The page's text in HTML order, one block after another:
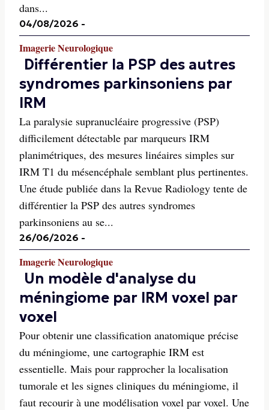
dans...
04/08/2026 -
Imagerie Neurologique
Différentier la PSP des autres
syndromes parkinsoniens par
IRM
La paralysie supranucléaire progressive (PSP)
difficilement détectable par marqueurs IRM
planimétriques, des mesures linéaires simples sur
IRM T1 du mésencéphale semblant plus pertinentes.
Une étude publiée dans la Revue Radiology tente de
différentier la PSP des autres syndromes
parkinsoniens au se...
26/06/2026 -
Imagerie Neurologique
Un modèle d'analyse du
méningiome par IRM voxel par
voxel
Pour obtenir une classification anatomique précise
du méningiome, une cartographie IRM est
essentielle. Mais pour rapprocher la localisation
tumorale et les signes cliniques du méningiome, il
faut recourir à une modélisation voxel par voxel. Une